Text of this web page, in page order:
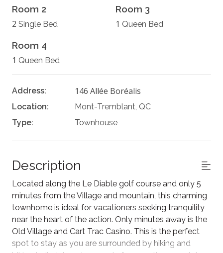
Room 2
2 Single Bed
Room 3
1 Queen Bed
Room 4
1 Queen Bed
Address: 146 Allée Boréalis
Location:
Mont-Tremblant, QC
Type:
Townhouse
Description
Located along the Le Diable golf course and only 5
minutes from the Village and mountain, this charming
townhome is ideal for vacationers seeking tranquility
near the heart of the action. Only minutes away is the
Old Village and Cart Trac Casino. This is the perfect
spot to stay as you are surrounded by hiking and